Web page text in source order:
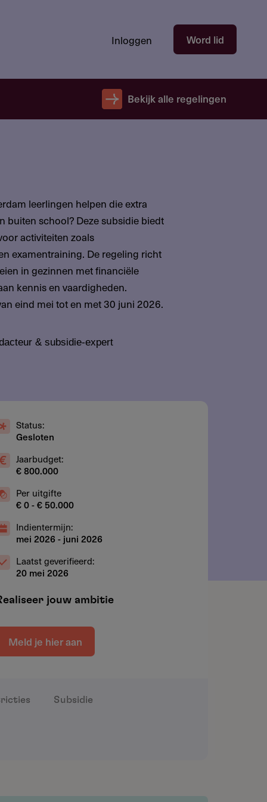
Hoofdnavigatie
gebruikersectie
niet
ingelogd
Inloggen Word lid
Bekijk alle regelingen
leerlingen helpen die extra
buiten school? Deze subsidie biedt
activiteiten zoals
examentraining. De regeling richt
in gezinnen met financiële
kennis en vaardigheden.
eind mei tot en met 30 juni 2026.
& subsidie-expert
Status:
Gesloten
Jaarbudget:
€ 800.000
Per uitgifte
€ 0 - € 50.000
Indientermijn:
mei 2026 - juni 2026
Laatst geverifieerd:
20 mei 2026
jouw ambitie
Meld je hier aan
Subsidie